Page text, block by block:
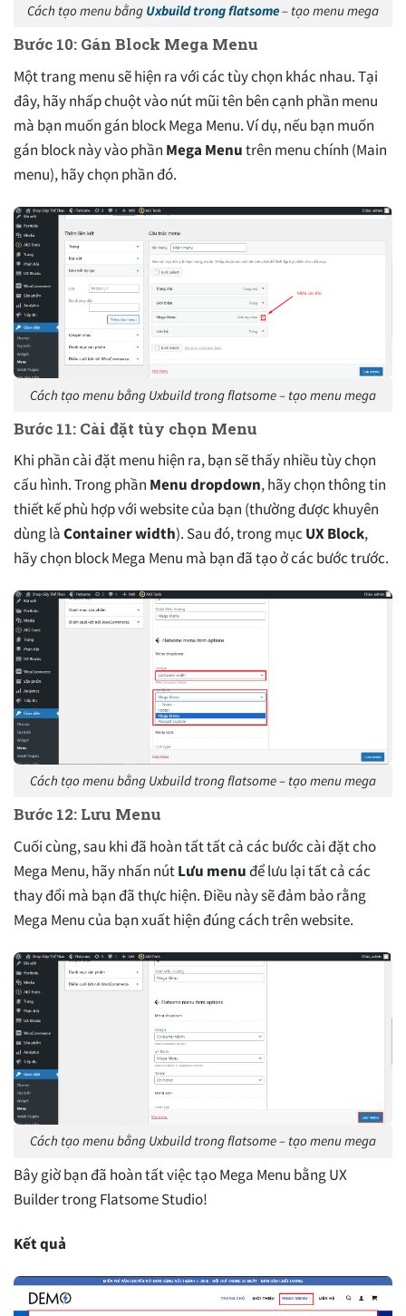
Cách tạo menu bằng Uxbuild trong flatsome– tạo menu mega
Bước 10: Gán Block Mega Menu
Một trang menu sẽ hiện ra với các tùy chọn khác nhau. Tại
đây, hãy nhấp chuột vào nút mũi tên bên cạnh phần menu
mà bạn muốn gán block Mega Menu. Ví dụ, nếu bạn muốn
gán block này vào phần Mega Menutrên menu chính (Main
menu), hãy chọn phần đó.
Cách tạo menu bằng Uxbuild trong flatsome – tạo menu mega
Bước 11: Cài đặt tùy chọn Menu
Khi phần cài đặt menu hiện ra, bạn sẽ thấy nhiều tùy chọn
cấu hình. Trong phần Menu dropdown, hãy chọn thông tin
thiết kế phù hợp với website của bạn (thường được khuyên
dùng làContainer width). Sau đó, trong mục UX Block,
hãy chọn block Mega Menu mà bạn đã tạo ở các bước trước.
Cách tạo menu bằng Uxbuild trong flatsome – tạo menu mega
Bước 12: Lưu Menu
Cuối cùng, sau khi đã hoàn tất tất cả các bước cài đặt cho
Mega Menu, hãy nhấn nútLưu menuđể lưu lại tất cả các
thay đổi mà bạn đã thực hiện. Điều này sẽ đảm bảo rằng
Mega Menu của bạn xuất hiện đúng cách trên website.
Cách tạo menu bằng Uxbuild trong flatsome – tạo menu mega
Bây giờ bạn đã hoàn tất việc tạo Mega Menu bằng UX
Builder trong Flatsome Studio!
Kết quả